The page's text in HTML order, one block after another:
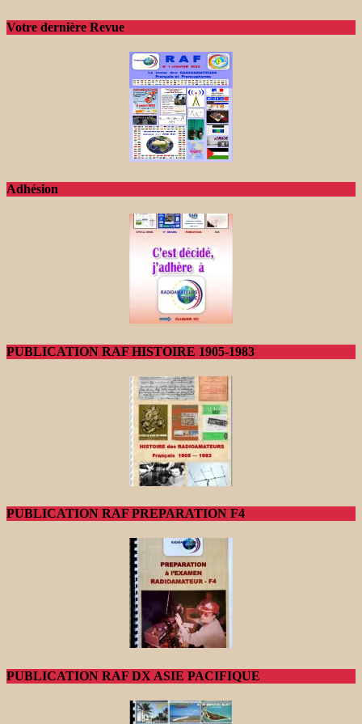
Votre dernière Revue
Adhésion
PUBLICATION RAF HISTOIRE 1905-1983
PUBLICATION RAF PREPARATION F4
PUBLICATION RAF DX ASIE PACIFIQUE